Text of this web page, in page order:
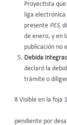
Proyectista
liga
presente PES,
de enero, y en
publicación no
Debida
declaró la
trámite o
8 Visible en la foja
pendiente por